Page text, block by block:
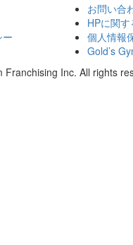
お問い合
HPに関
個人情報
Gold’s
Franchising Inc. All rights